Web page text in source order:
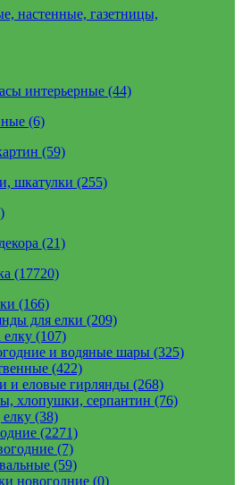
настенные, газетницы,
интерьерные (44)
(6)
(59)
шкатулки (255)
(21)
(17720)
(166)
для елки (209)
(107)
и водяные шары (325)
(422)
и еловые гирлянды (268)
хлопушки, серпантин (76)
(38)
(2271)
(7)
(59)
новогодние (0)